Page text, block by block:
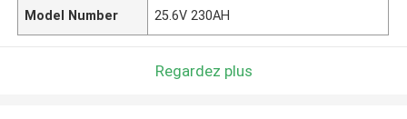
Model Number 25.6V 230AH
Regardez plus